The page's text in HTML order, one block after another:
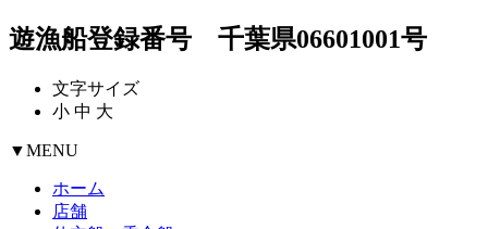
遊漁船登録番号 千葉県06601001号
文字サイズ
小 中 大
▼MENU
ホーム
店舗